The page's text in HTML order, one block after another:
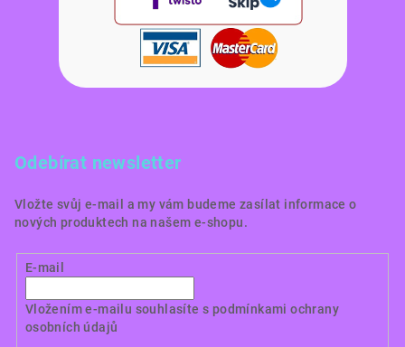
Odebírat newsletter
Vložte svůj e-mail a my vám budeme zasílat informace o
nových produktech na našem e-shopu.
E-mail
Vložením e-mailu souhlasíte s podmínkami ochrany
osobních údajů